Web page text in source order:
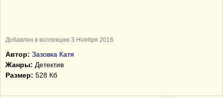
Добавлен в коллекцию 3 Ноября 2016
Автор: Зазовка Катя
Жанры: Детектив
Размер: 528 Кб